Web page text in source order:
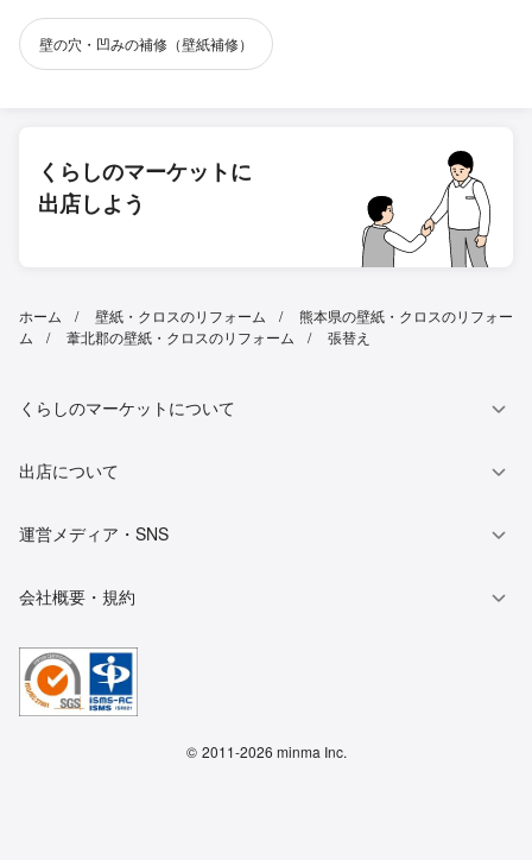
壁の穴・凹みの補修（壁紙補修）
くらしのマーケットに
出店しよう
ホーム 壁紙・クロスのリフォーム
熊本県の壁紙・クロスのリフォー
ム
葦北郡の壁紙・クロスのリフォーム 張替え
くらしのマーケットについて
出店について
運営メディア・SNS
会社概要・規約
© 2011-2026 minma Inc.